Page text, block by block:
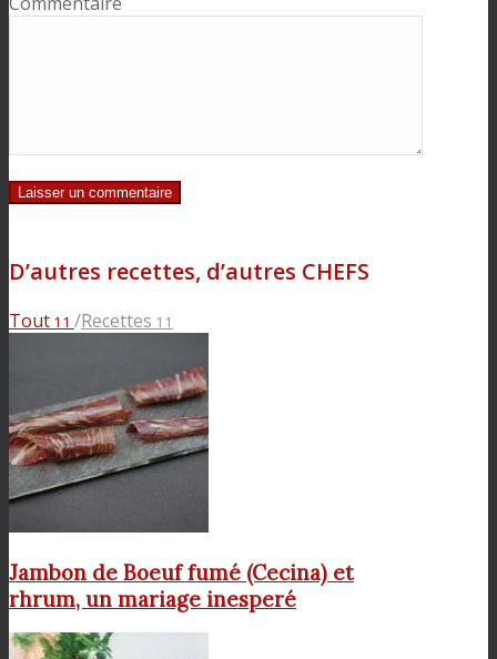
D’autres recettes, d’autres CHEFS
Tout 11 /Recettes 11
Jambon de Boeuf fumé (Cecina) et
rhrum, un mariage inesperé